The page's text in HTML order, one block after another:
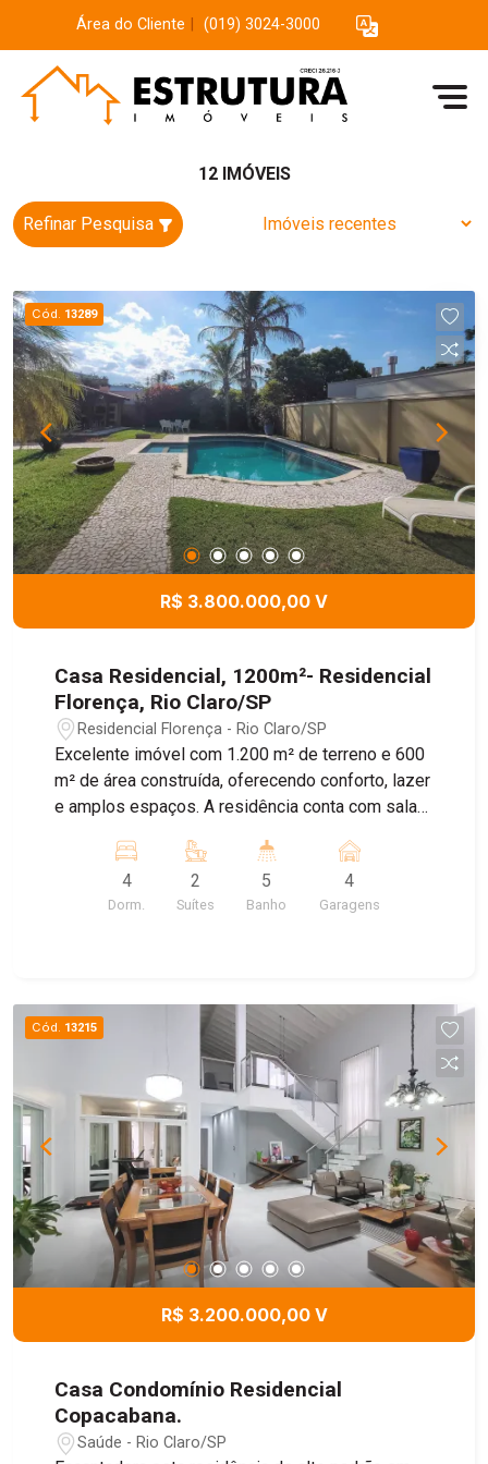
Área do Cliente (019) 3024-3000
12 IMÓVEIS
Refinar Pesquisa
Cód. 13289
R$ 3.800.000,00 V
Casa Residencial, 1200m²- Residencial
Florença, Rio Claro/SP
Residencial Florença - Rio Claro/SP
Excelente imóvel com 1.200 m² de terreno e 600
m² de área construída, oferecendo conforto, lazer
e amplos espaços. A residência conta com sala
sendo 2 suítes com closet, 3 banheiros e 2
lavabos. Além disso, possui ar-condicionado na
sala e em todos os dormitórios, garantindo
aconchegante área de lazer fechada com sofás,
lavabo e despensa. Uma excelente opção para
quem busca qualidade de vida e momentos
inesquecíveis com a família e os amigos.
4
Dorm.
2
Suítes
5
Banho
4
Garagens
Cód. 13215
R$ 3.200.000,00 V
Casa Condomínio Residencial
Copacabana.
Saúde - Rio Claro/SP